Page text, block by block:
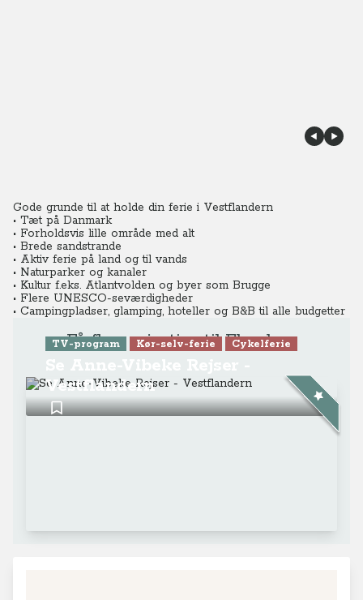
Gode grunde til at holde din ferie i Vestflandern
• Tæt på Danmark
• Forholdsvis lille område med alt
• Brede sandstrande
• Aktiv ferie på land og til vands
• Naturparker og kanaler
• Kultur f.eks. Atlantvolden og byer som Brugge
• Flere UNESCO-seværdigheder
• Campingpladser, glamping, hoteller og B&B til alle budgetter
Få flere rejsetips til Flandern
TV-program Kør-selv-ferie Cykelferie
Vestflandern